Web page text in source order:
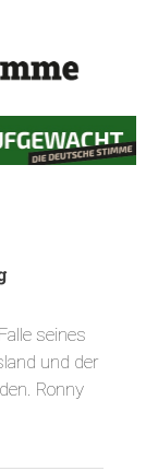
seines
und der
Ronny